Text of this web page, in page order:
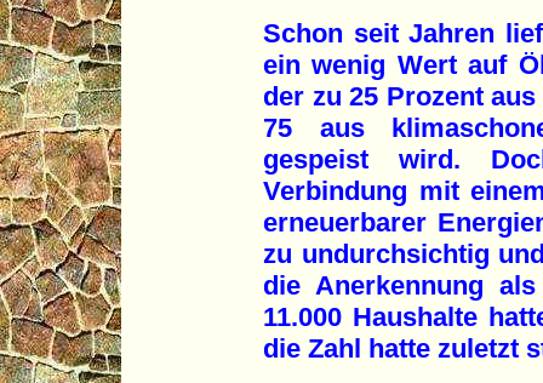
Schon seit Jahren
ein wenig Wert auf
der zu 25 Prozent
75 aus
gespeist wird.
Verbindung mit
erneuerbarer
zu undurchsichtig
die Anerkennung
11.000 Haushalte
die Zahl hatte zuletzt